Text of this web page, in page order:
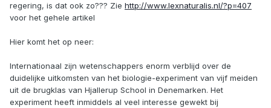
regering, is dat ook zo??? Zie http://www.lexnaturalis.nl/?p=407
voor het gehele artikel
Hier komt het op neer:
Internationaal zijn wetenschappers enorm verblijd over de
duidelijke uitkomsten van het biologie-experiment van vijf meiden
uit de brugklas van Hjallerup School in Denemarken. Het
experiment heeft inmiddels al veel interesse gewekt bij